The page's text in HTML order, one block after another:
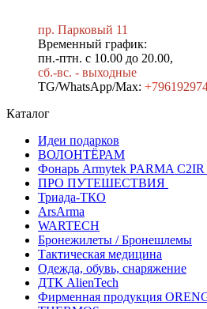
пр. Парковый 11
Временный график:
пн.-птн. с 10.00 до 20.00,
сб.-вс. - выходные
TG/WhatsApp/Max: +7
Каталог
Идеи подарков
ВОЛОНТЁРАМ
Фонарь Armytek PARMA C2IR
ПРО ПУТЕШЕСТВИЯ
Триада-ТКО
ArsArma
WARTECH
Бронежилеты / Бронешлемы
Тактическая медицина
Одежда, обувь, снаряжение
ДТК AlienTech
Фирменная продукция